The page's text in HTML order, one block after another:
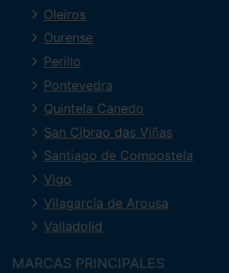
Oleiros
Ourense
Perillo
Pontevedra
Quintela Canedo
San Cibrao das Viñas
Santiago de Compostela
Vigo
Vilagarcía de Arousa
Valladolid
MARCAS PRINCIPALES